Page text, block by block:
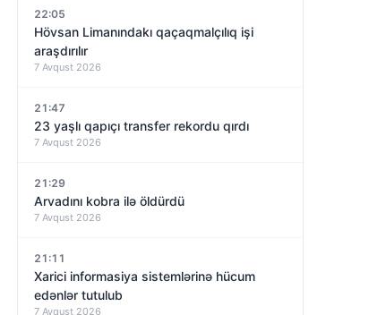
22:05
Hövsan Limanındakı qaçaqmalçılıq işi
araşdırılır
7 Avqust 2026
21:47
23 yaşlı qapıçı transfer rekordu qırdı
7 Avqust 2026
21:29
Arvadını kobra ilə öldürdü
7 Avqust 2026
21:11
Xarici informasiya sistemlərinə hücum
edənlər tutulub
7 Avqust 2026